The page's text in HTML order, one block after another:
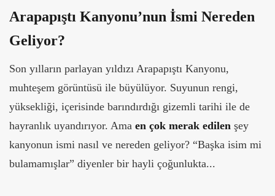
Arapapıştı Kanyonu’nun İsmi Nereden
Geliyor?
Son yılların parlayan yıldızı Arapapıştı Kanyonu,
muhteşem görüntüsü ile büyülüyor. Suyunun rengi,
yüksekliği, içerisinde barındırdığı gizemli tarihi ile de
hayranlık uyandırıyor. Ama en çok merak edilen şey
kanyonun ismi nasıl ve nereden geliyor? “Başka isim mi
bulamamışlar” diyenler bir hayli çoğunlukta...